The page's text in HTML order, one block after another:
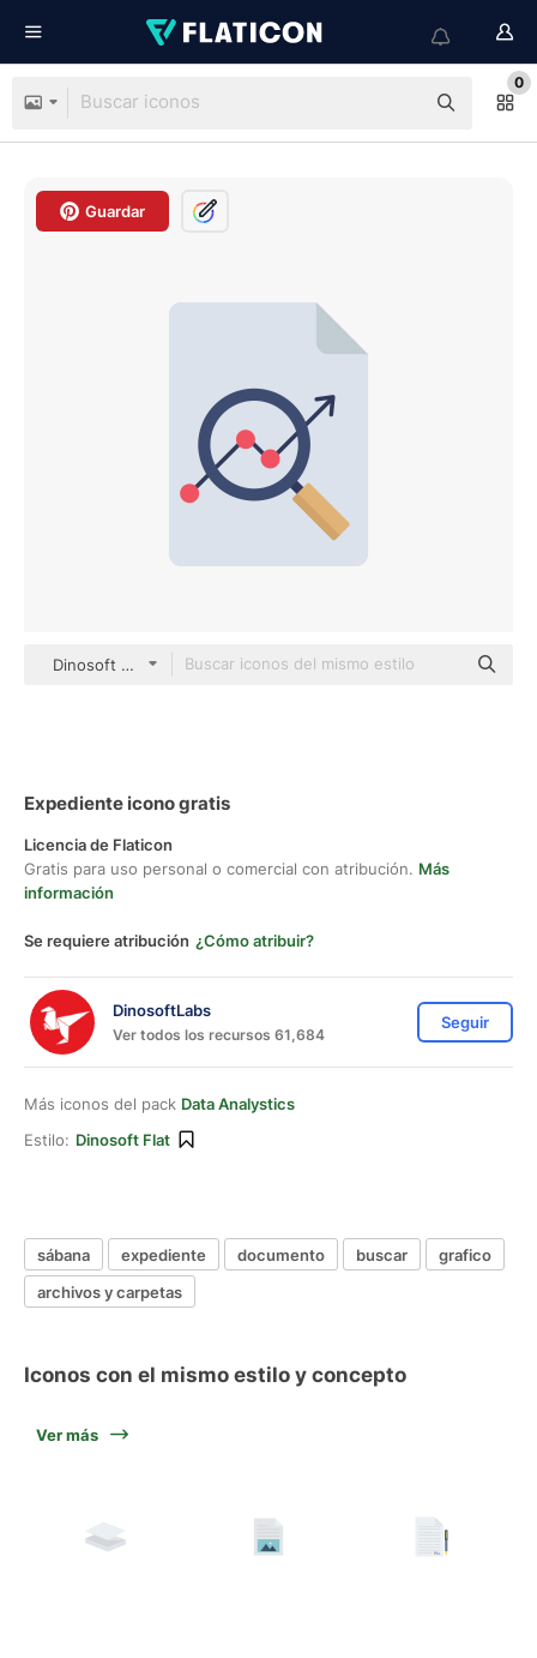
0
Guardar
Dinosoft Flat
Expediente icono gratis
Licencia de Flaticon
Gratis para uso personal o comercial con atribución. Más
información
Se requiere atribución ¿Cómo atribuir?
DinosoftLabs
Ver todos los recursos 61,684
Seguir
Más iconos del pack Data Analystics
Estilo: Dinosoft Flat
sábana expediente documento buscar
grafico
archivos y carpetas
Iconos con el mismo estilo y concepto
Ver más